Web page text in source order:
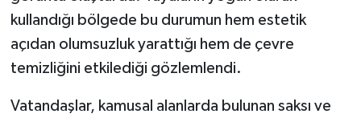
kullandığı bölgede bu durumun hem estetik
açıdan olumsuzluk yarattığı hem de çevre
temizliğini etkilediği gözlemlendi.
Vatandaşlar, kamusal alanlarda bulunan saksı ve